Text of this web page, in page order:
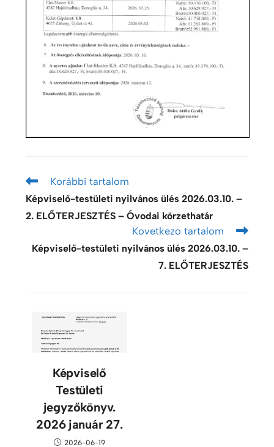
Korábbi tartalom
Képviselő-testületi nyilvános ülés 2026.03.10. –
2. ELŐTERJESZTÉS – Óvodai körzethatár
Kovetkezo tartalom
Képviselő-testületi nyilvános ülés 2026.03.10. –
7. ELŐTERJESZTÉS
Képviselő
Testületi
jegyzőkönyv.
2026 január 27.
2026-06-19